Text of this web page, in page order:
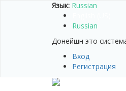
Язык: Russian
Russian
Донейшн это
Вход
Регистрация